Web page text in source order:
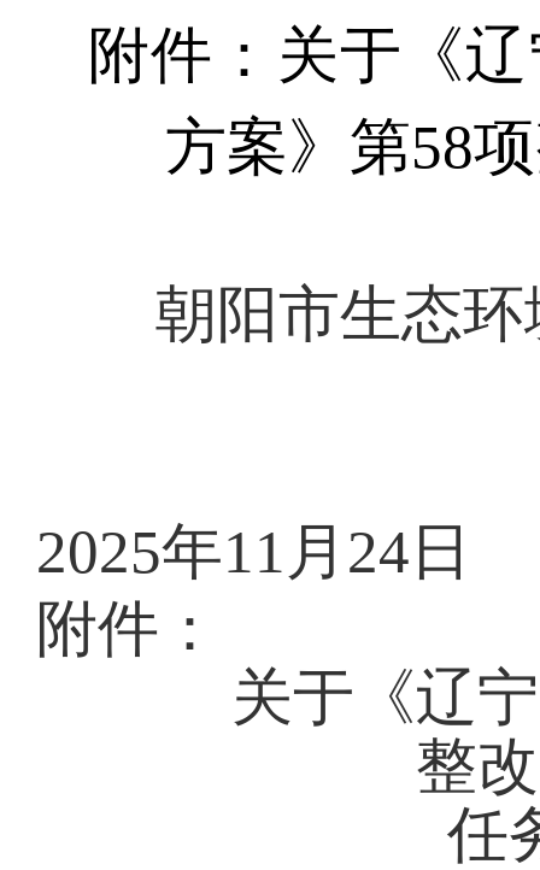
附件：关于《
方案》第58
朝阳市生态
2025年11月24日
附件：
关于《辽
整
任